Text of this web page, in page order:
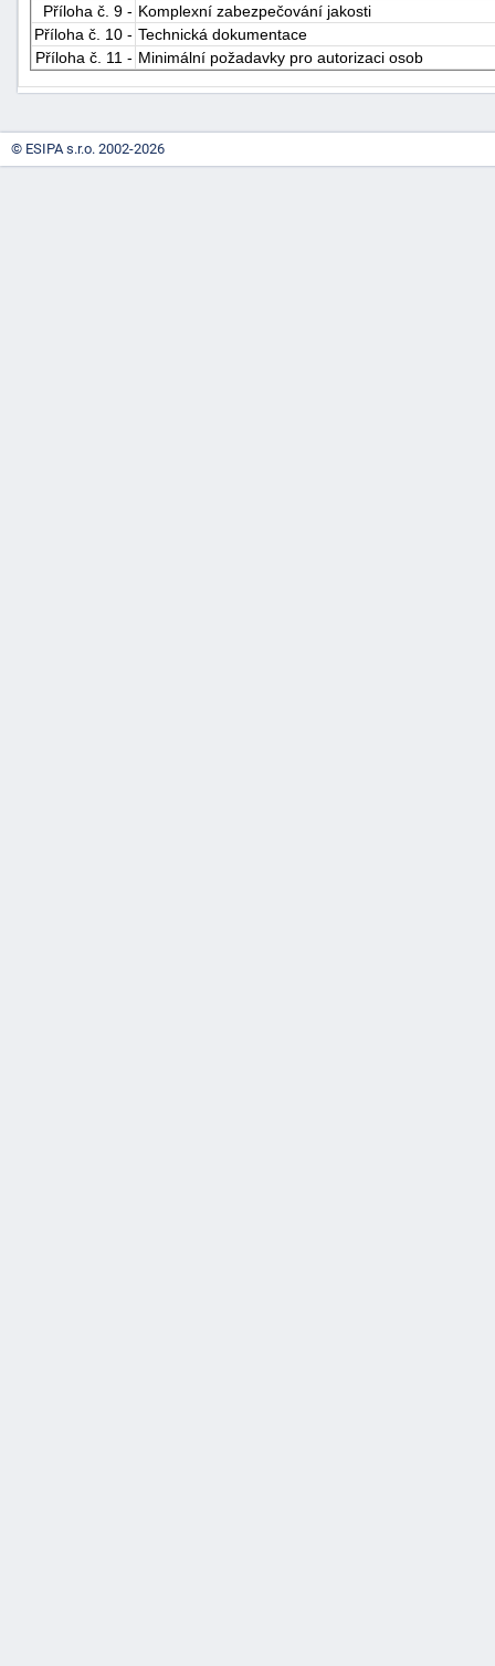
Příloha č. 9 - Komplexní zabezpečování jakosti
Příloha č. 10 - Technická dokumentace
Příloha č. 11 - Minimální požadavky pro autorizaci osob
© ESIPA s.r.o. 2002-2026